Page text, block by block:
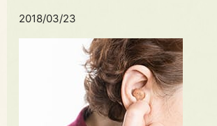
2018/03/23